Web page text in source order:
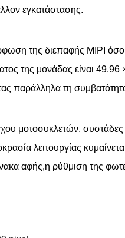
εγκατάστασης.
της διεπαφής MIPI
της μονάδας είναι
παράλληλα τη
μοτοσυκλετών,
λειτουργίας
ρύθμιση της